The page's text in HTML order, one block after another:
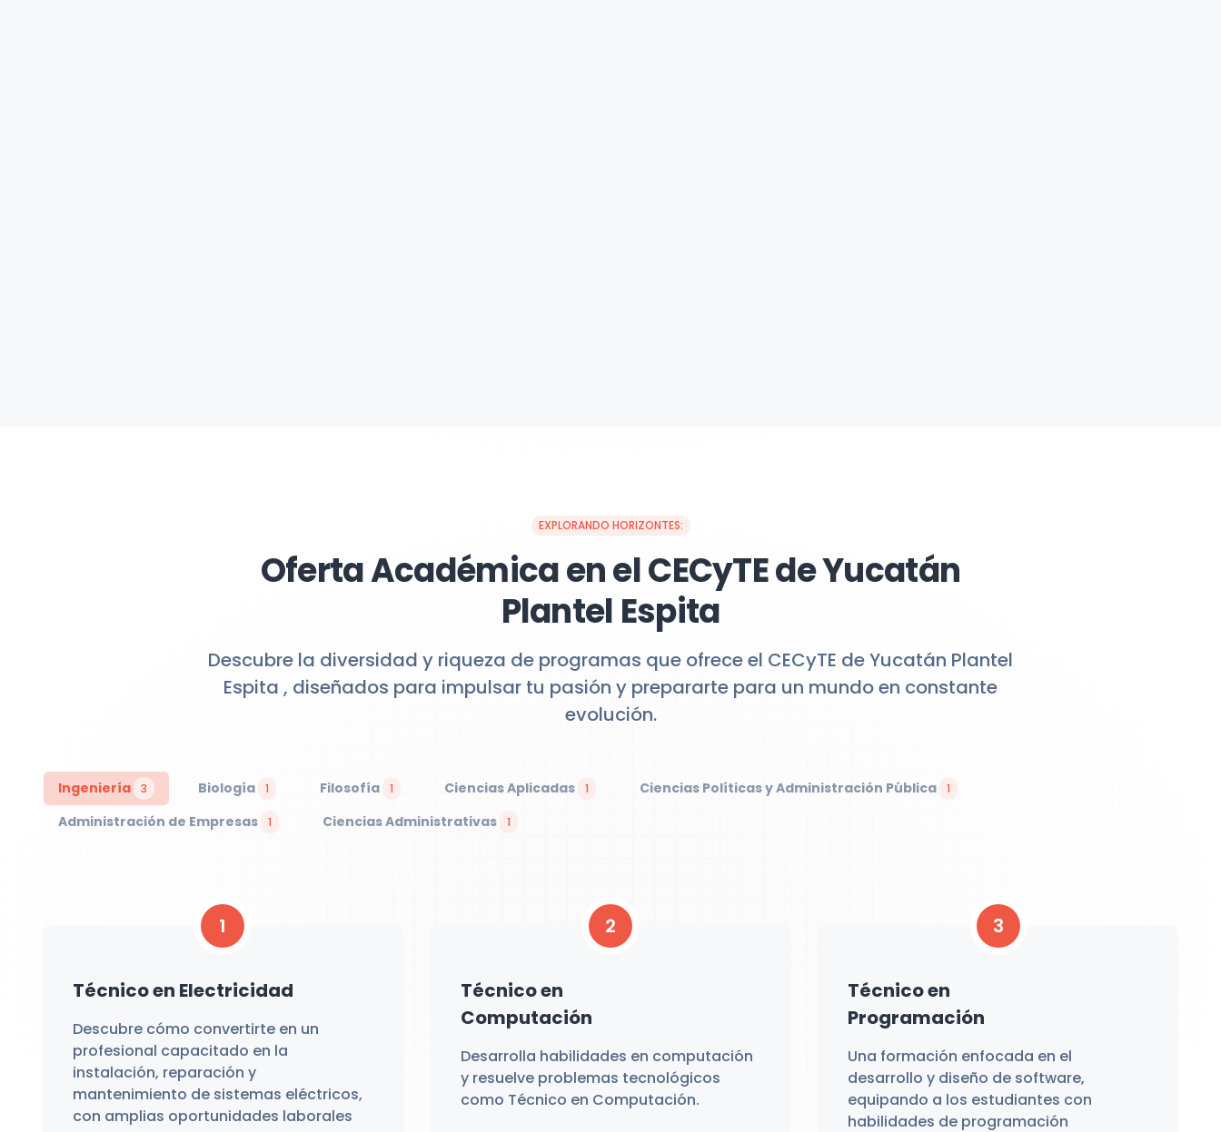
EXPLORANDO HORIZONTES:
Oferta Académica en el CECyTE de Yucatán
Plantel Espita
Descubre la diversidad y riqueza de programas que ofrece el CECyTE de Yucatán Plantel
Espita , diseñados para impulsar tu pasión y prepararte para un mundo en constante
evolución.
Ingeniería 3 Biología 1 Filosofía 1 Ciencias Aplicadas 1 Ciencias Políticas y Administración Pública 1
Administración de Empresas 1 Ciencias Administrativas 1
1
Técnico en Electricidad
Descubre cómo convertirte en un
profesional capacitado en la
instalación, reparación y
mantenimiento de sistemas eléctricos,
con amplias oportunidades laborales
2
Técnico en
Computación
Desarrolla habilidades en computación
y resuelve problemas tecnológicos
como Técnico en Computación.
3
Técnico en
Programación
Una formación enfocada en el
desarrollo y diseño de software,
equipando a los estudiantes con
habilidades de programación